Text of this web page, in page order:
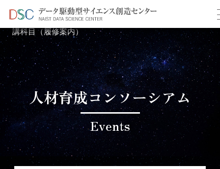
TOP ＞ イベント情報
＞ 2022年度 大阪公立大学 開
講科目（履修案内）
人材育成コンソーシアム
Events